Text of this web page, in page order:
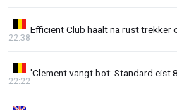
Efficiënt Club haalt na rust trekker
22:38
'Clement vangt bot: Standard eist
22:22